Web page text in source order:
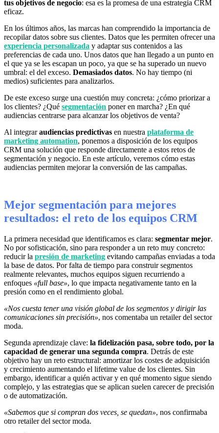
tus objetivos de negocio: esa es la promesa de una estrategia CRM
eficaz.
En los últimos años, las marcas han comprendido la importancia de
recopilar datos sobre sus clientes. Datos que les permiten ofrecer una
experiencia personalizada y adaptar sus contenidos a las
preferencias de cada uno. Unos datos que han llegado a un punto en
el que ya se les escapan un poco, ya que se ha superado un nuevo
umbral: el del exceso. Demasiados datos. No hay tiempo (ni
medios) suficientes para analizarlos.
De este exceso surge una cuestión muy concreta: ¿cómo priorizar a
los clientes? ¿Qué segmentación poner en marcha? ¿En qué
audiencias centrarse para alcanzar los objetivos de venta?
Al integraraudiencias predictivas en nuestra plataforma de
marketing automation, ponemos a disposición de los equipos
CRM una solución que responde directamente a estos retos de
segmentación y negocio. En este artículo, veremos cómo estas
audiencias permiten mejorar la conversión de las campañas.
Mejor segmentación para mejores
resultados: el reto de los equipos CRM
La primera necesidad que identificamos es clara: segmentar mejor.
No por sofisticación, sino para responder a un reto muy concreto:
reducir la presión de marketing evitando campañas enviadas a toda
la base de datos. Por falta de tiempo para construir segmentos
realmente relevantes, muchos equipos siguen recurriendo a
enfoques «full base», lo que impacta negativamente tanto en la
presión como en el rendimiento global.
«Nos cuesta tener una visión global de los segmentos y dirigir las
comunicaciones sin precisión», nos comentaba un retailer del sector
moda.
Segunda aprendizaje clave: la fidelización pasa, sobre todo, por la
capacidad de generar una segunda compra. Detrás de este
objetivo hay un reto estructural: amortizar los costes de adquisición
y crecimiento aumentando el lifetime value de los clientes. Sin
embargo, identificar a quién activar y en qué momento sigue siendo
complejo, y las estrategias que se aplican suelen carecer de precisión
o de automatización.
«Sabemos que si compran dos veces, se quedan», nos confirmaba
otro retailer del sector moda.